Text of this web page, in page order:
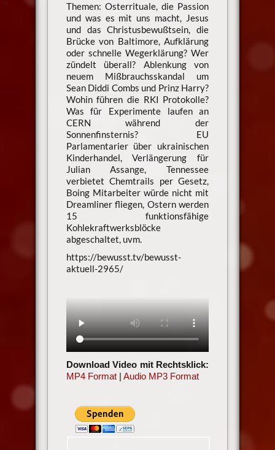
Themen: Osterrituale, die Passion
und was es mit uns macht, Jesus
und das Christusbewußtsein, die
Brücke von Baltimore, Aufklärung
oder schnelle Wegerklärung? Wer
zündelt überall? Ablenkung von
neuem Mißbrauchsskandal um
Sean Diddi Combs und Prinz Harry?
Wohin führen die RKI Protokolle?
Was für Experimente laufen an
CERN während der
Sonnenfinsternis? EU
Parlamentarier über ukrainischen
Kinderhandel, Verlängerung für
Julian Assange, Tennessee
verbietet Chemtrails per Gesetz,
Boing Mitarbeiter würde nicht mit
Dreamliner fliegen, Ostern werden
15 funktionsfähige
Kohlekraftwerksblöcke
abgeschaltet, uvm.
https://bewusst.tv/bewusst-
aktuell-2965/
Download Video mit Rechtsklick:
MP4 Format| Audio MP3 Format